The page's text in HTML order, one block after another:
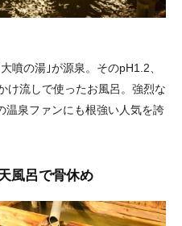
噴の湯｣が源泉。そのpH1.2、
け流しで使ったお風呂。強烈な
温泉ファンにも根強い人気を誇
風呂で骨休め